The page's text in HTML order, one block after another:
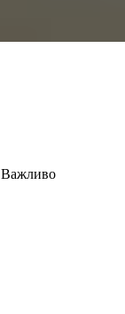
Важливо